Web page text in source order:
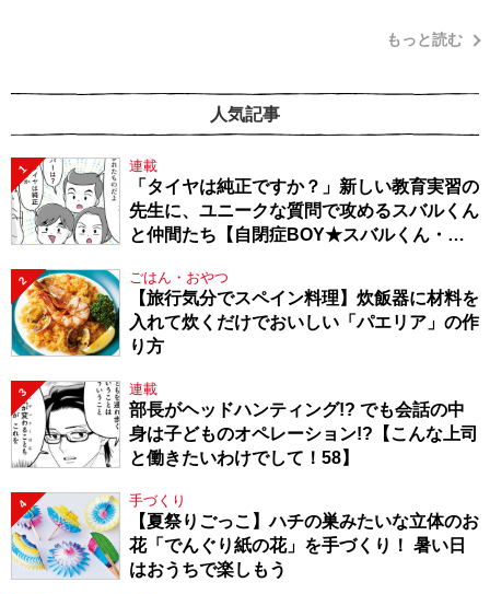
もっと読む
人気記事
1 連載
「タイヤは純正ですか？」新しい教育実習の
先生に、ユニークな質問で攻めるスバルくん
と仲間たち【自閉症BOY★スバルくん・
2 ごはん・おやつ
【旅行気分でスペイン料理】炊飯器に材料を
入れて炊くだけでおいしい「パエリア」の作
り方
3 連載
部長がヘッドハンティング!? でも会話の中
身は子どものオペレーション!?【こんな上司
と働きたいわけでして！58】
4 手づくり
【夏祭りごっこ】ハチの巣みたいな立体のお
花「でんぐり紙の花」を手づくり！ 暑い日
はおうちで楽しもう